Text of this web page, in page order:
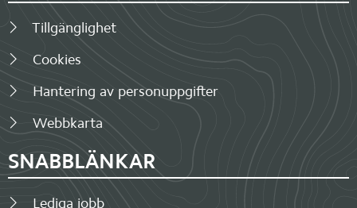
Tillgänglighet
Cookies
Hantering av personuppgifter
Webbkarta
SNABBLÄNKAR
Lediga jobb